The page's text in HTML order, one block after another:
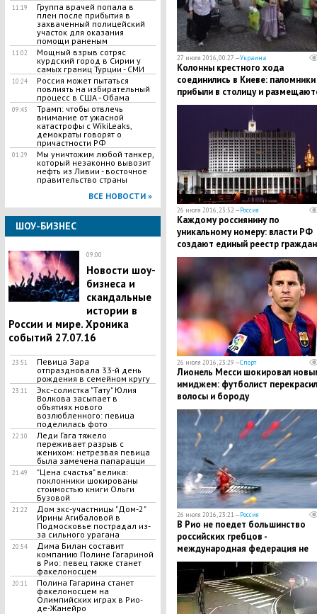
11:19
Группа врачей попала в
плен после прибытия в
захваченный полицейский
участок для оказания
помощи раненым
11:02
Мощный взрыв сотряс
курдский город в Сирии у
самых границ Турции - СМИ
10:24
Россия может пытаться
повлиять на избирательный
процесс в США - Обама
09:45
Трамп: чтобы отвлечь
внимание от ужасной
катастрофы с WikiLeaks,
демократы говорят о
причастности РФ
01:29
Мы уничтожим любой танкер,
который незаконно вывозит
нефть из Ливии - восточное
правительство страны
ВСЕ НОВОСТИ »
ШОУ-БИЗНЕС
09:00
Новости шоу-
бизнеса и
скандальные
истории в
России и мире. Хроника
событий 27.07.16
23:51
Певица Зара
отпраздновала 33-й день
рождения в семейном кругу
23:11
Экс-солистка "Тату" Юлия
Волкова засыпает в
объятиях нового
возлюбленного: певица
поделилась фото
22:10
Леди Гага тяжело
переживает разрыв с
женихом: нетрезвая певица
была замечена папарацци
21:49
"Цена счастья" велика:
поклонники шокированы
стоимостью книги Ольги
Бузовой
21:22
Дом экс-участницы "Дом-2"
Ирины Агибаловой в
Подмосковье пострадал из-
за сильного урагана
20:54
Дима Билан составит
компанию Полине Гагариной
в Рио: певец также станет
факелоносцем
20:11
Полина Гагарина станет
факелоносцем на
Олимпийских играх в Рио-
де-Жанейро
27 июля 2016, 00:27 —Украина
Колонны крестного хода
соединились в Киеве: паломники
прибыли в столицу и
храмах для молебна
26 июля 2016, 23:52 —Россия
Каждому россиянину по
уникальному номеру: власти РФ
создают единый реестр
куда внесут сведения о
26 июля 2016, 23:29 —Спорт
Лионель Месси шокировал
имиджем: футболист перекрасил
волосы и бороду
26 июля 2016, 23:21 —Россия
В Рио не поедет большинство
российских гребцов -
международная федерация не
допустила спортсменов к
Олимпиаде